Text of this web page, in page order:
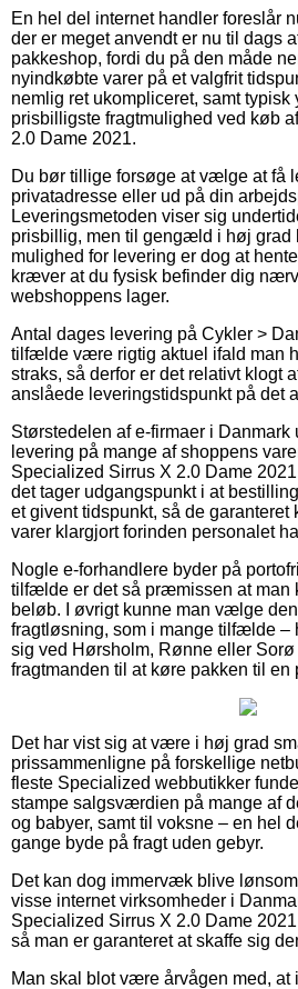
En hel del internet handler foreslår
der er meget anvendt er nu til dags
pakkeshop, fordi du på den måde
nyindkøbte varer på et valgfrit
nemlig ret ukompliceret, samt typisk
prisbilligste fragtmulighed ved køb
2.0 Dame 2021.
Du bør tillige forsøge at vælge at få
privatadresse eller ud på din
Leveringsmetoden viser sig
prisbillig, men til gengæld i høj grad
mulighed for levering er dog at
kræver at du fysisk befinder dig
webshoppens lager.
Antal dages levering på Cykler >
tilfælde være rigtig aktuel ifald man
straks, så derfor er det relativt klogt
anslåede leveringstidspunkt på det
Størstedelen af e-firmaer i Danmark
levering på mange af shoppens
Specialized Sirrus X 2.0 Dame
det tager udgangspunkt i at
et givent tidspunkt, så de garanteret
varer klargjort forinden personalet
Nogle e-forhandlere byder på
tilfælde er det så præmissen at man
beløb. I øvrigt kunne man vælge
fragtløsning, som i mange tilfælde –
sig ved Hørsholm, Rønne eller
fragtmanden til at køre pakken til en
Det har vist sig at være i høj grad
prissammenligne på forskellige
fleste Specialized webbutikker
stampe salgsværdien på mange af
og babyer, samt til voksne – en hel
gange byde på fragt uden gebyr.
Det kan dog immervæk blive
visse internet virksomheder i
Specialized Sirrus X 2.0 Dame
så man er garanteret at skaffe sig
Man skal blot være årvågen med, at